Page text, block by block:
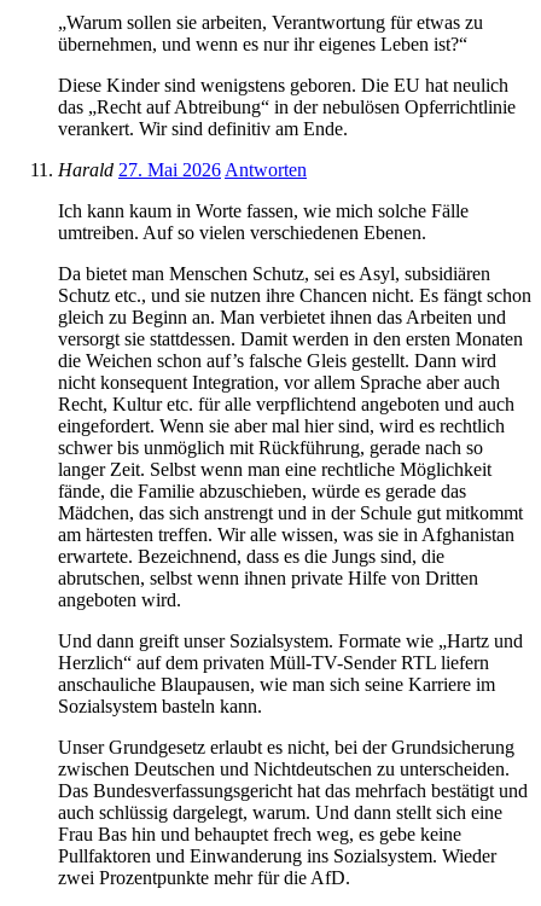
„Warum sollen sie arbeiten, Verantwortung für etwas zu
übernehmen, und wenn es nur ihr eigenes Leben ist?“
Diese Kinder sind wenigstens geboren. Die EU hat neulich
das „Recht auf Abtreibung“ in der nebulösen Opferrichtlinie
verankert. Wir sind definitiv am Ende.
Harald 27. Mai 2026 Antworten
Ich kann kaum in Worte fassen, wie mich solche Fälle
umtreiben. Auf so vielen verschiedenen Ebenen.
Da bietet man Menschen Schutz, sei es Asyl, subsidiären
Schutz etc., und sie nutzen ihre Chancen nicht. Es fängt schon
gleich zu Beginn an. Man verbietet ihnen das Arbeiten und
versorgt sie stattdessen. Damit werden in den ersten Monaten
die Weichen schon auf’s falsche Gleis gestellt. Dann wird
nicht konsequent Integration, vor allem Sprache aber auch
Recht, Kultur etc. für alle verpflichtend angeboten und auch
eingefordert. Wenn sie aber mal hier sind, wird es rechtlich
schwer bis unmöglich mit Rückführung, gerade nach so
langer Zeit. Selbst wenn man eine rechtliche Möglichkeit
fände, die Familie abzuschieben, würde es gerade das
Mädchen, das sich anstrengt und in der Schule gut mitkommt
am härtesten treffen. Wir alle wissen, was sie in Afghanistan
erwartete. Bezeichnend, dass es die Jungs sind, die
abrutschen, selbst wenn ihnen private Hilfe von Dritten
angeboten wird.
Und dann greift unser Sozialsystem. Formate wie „Hartz und
Herzlich“ auf dem privaten Müll-TV-Sender RTL liefern
anschauliche Blaupausen, wie man sich seine Karriere im
Sozialsystem basteln kann.
Unser Grundgesetz erlaubt es nicht, bei der Grundsicherung
zwischen Deutschen und Nichtdeutschen zu unterscheiden.
Das Bundesverfassungsgericht hat das mehrfach bestätigt und
auch schlüssig dargelegt, warum. Und dann stellt sich eine
Frau Bas hin und behauptet frech weg, es gebe keine
Pullfaktoren und Einwanderung ins Sozialsystem. Wieder
zwei Prozentpunkte mehr für die AfD.